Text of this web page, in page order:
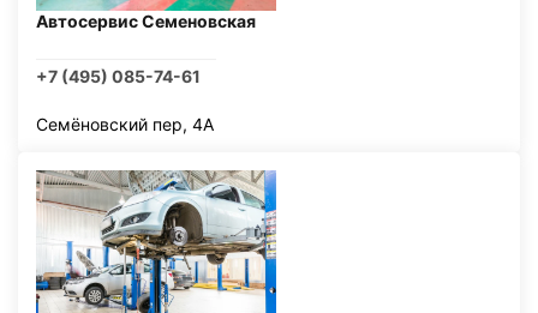
Автосервис Семеновская
+7 (495) 085-74-61
Семёновский пер, 4А